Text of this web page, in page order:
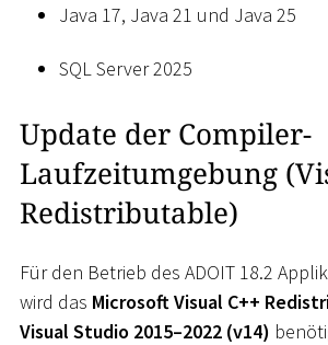
Java 17, Java 21 und Java 25
SQL Server 2025
Update der Compiler-
Laufzeitumgebung
Redistributable)
Für den Betrieb des ADOIT 18.2
wird das Microsoft Visual C++
Visual Studio 2015–2022 (v14)